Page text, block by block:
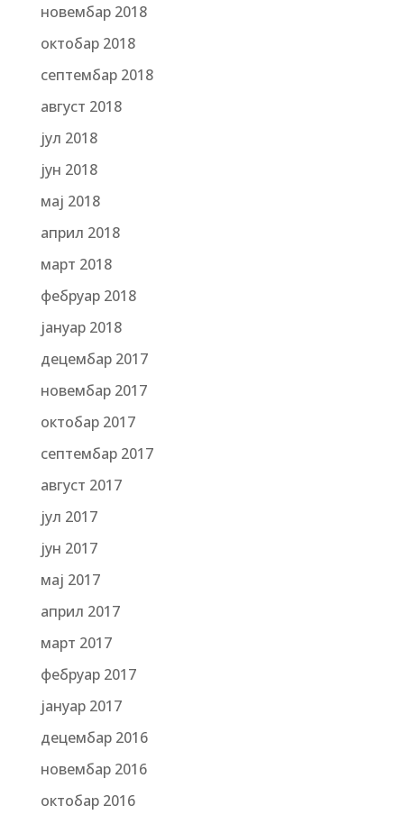
новембар 2018
октобар 2018
септембар 2018
август 2018
јул 2018
јун 2018
мај 2018
април 2018
март 2018
фебруар 2018
јануар 2018
децембар 2017
новембар 2017
октобар 2017
септембар 2017
август 2017
јул 2017
јун 2017
мај 2017
април 2017
март 2017
фебруар 2017
јануар 2017
децембар 2016
новембар 2016
октобар 2016